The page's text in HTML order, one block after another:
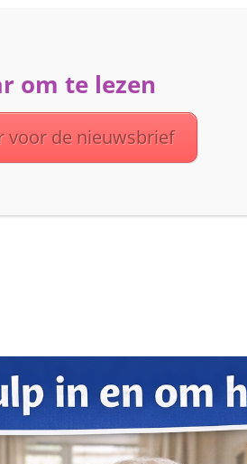
DIENSTEN OVER UVV
om te lezen
voor de nieuwsbrief